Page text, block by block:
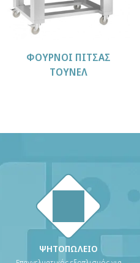
ΦΟΥΡΝΟΙ ΠΙΤΣΑΣ
ΤΟΥΝΕΛ
ΨΗΤΟΠΩΛΕΙΟ